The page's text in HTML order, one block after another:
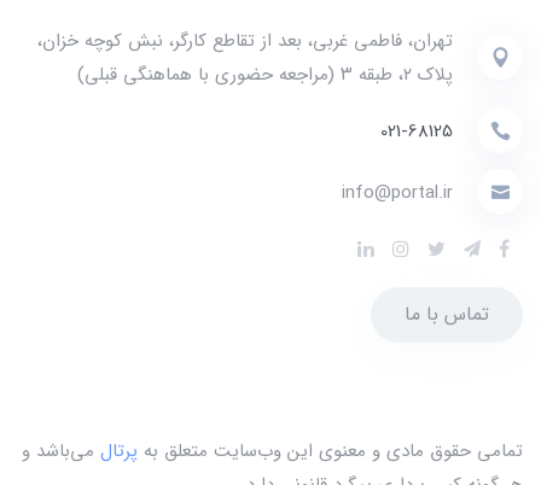
تهران، فاطمی غربی، بعد از تقاطع کارگر، نبش کوچه خزان،
پلاک ۲، طبقه ۳ (مراجعه حضوری با هماهنگی قبلی)
021-68125
info@portal.ir
تماس با ما
تمامی حقوق مادی و معنوی این وب‌سایت متعلق به پرتال می‌باشد و